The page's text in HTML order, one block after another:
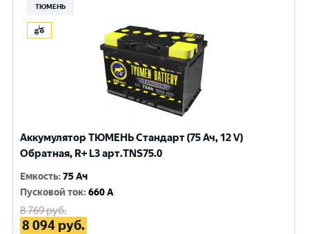
ТЮМЕНЬ
Аккумулятор ТЮМЕНЬ Стандарт (75 Ач, 12 V)
Обратная, R+ L3 арт.TNS75.0
Емкость:75 Ач
Пусковой ток:660 A
8 769руб.
8 094 руб.